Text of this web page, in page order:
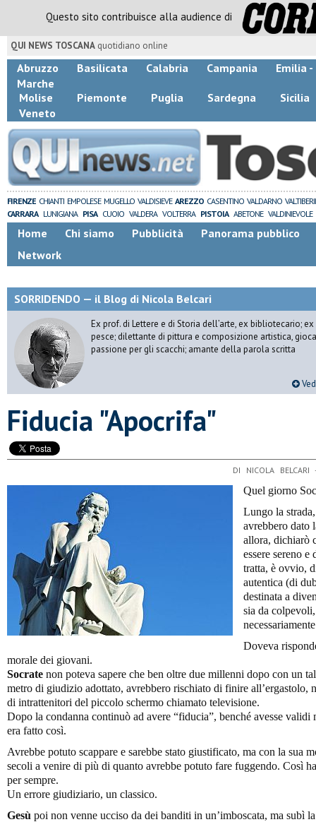
Questo sito contribuisce alla audience di
QUI NEWS TOSCANA quotidiano online
Abruzzo Basilicata Calabria Campania
Emilia -
Marche
Molise
Piemonte Puglia Sardegna
Sicilia
Veneto
FIRENZE CHIANTI EMPOLESE MUGELLO VALDISIEVE AREZZO CASENTINO VALDARNO
CARRARA LUNIGIANA PISA CUOIO VALDERA VOLTERRA PISTOIA ABETONE VALDINIEVOLE
Home Chi siamo Pubblicità
Panorama pubblico
Network
SORRIDENDO — il Blog di Nicola Belcari
Ex prof. di Lettere e di Storia dell’arte, ex bibliotecario;
pesce; dilettante di pittura e composizione artistica,
passione per gli scacchi; amante della parola scritta
Fiducia "Apocrifa"
DI NICOLA
Quel giorno
Lungo la
avrebbero dato
allora, dichiarò
essere sereno
tratta, è ovvio,
autentica (di
destinata a
sia da
Doveva
morale dei giovani.
Socrate non poteva sapere che ben oltre due millenni dopo con un
metro di giudizio adottato, avrebbero rischiato di finire all’ergastolo,
di intrattenitori del piccolo schermo chiamato televisione.
Dopo la condanna continuò ad avere “fiducia”, benché avesse
era fatto così.
Avrebbe potuto scappare e sarebbe stato giustificato, ma con la sua
secoli a venire di più di quanto avrebbe potuto fare fuggendo. Così
per sempre.
Un errore giudiziario, un classico.
Gesù poi non venne ucciso da dei banditi in un’imboscata, ma subì